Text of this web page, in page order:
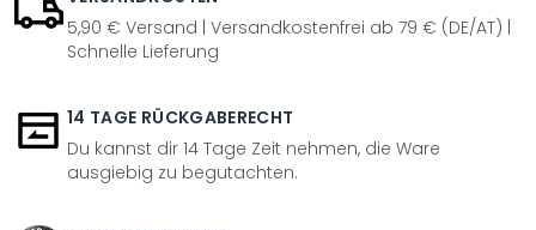
5,90 € Versand | Versandkostenfrei ab 79 € (DE/AT) |
Schnelle Lieferung
14 TAGE RÜCKGABERECHT
Du kannst dir 14 Tage Zeit nehmen, die Ware
ausgiebig zu begutachten.